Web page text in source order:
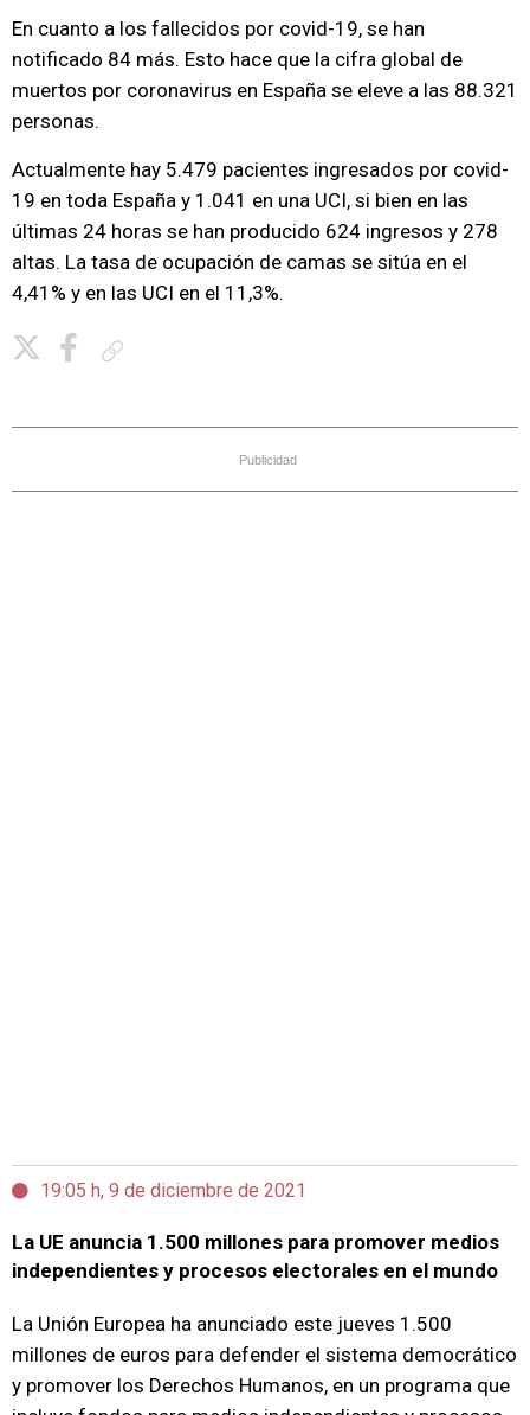
En cuanto a los fallecidos por covid-19, se han
notificado 84 más. Esto hace que la cifra global de
muertos por coronavirus en España se eleve a las 88.321
personas.
Actualmente hay 5.479 pacientes ingresados por covid-
19 en toda España y 1.041 en una UCI, si bien en las
últimas 24 horas se han producido 624 ingresos y 278
altas. La tasa de ocupación de camas se sitúa en el
4,41% y en las UCI en el 11,3%.
Publicidad
19:05 h, 9 de diciembre de 2021
La UE anuncia 1.500 millones para promover medios
independientes y procesos electorales en el mundo
La Unión Europea ha anunciado este jueves 1.500
millones de euros para defender el sistema democrático
y promover los Derechos Humanos, en un programa que